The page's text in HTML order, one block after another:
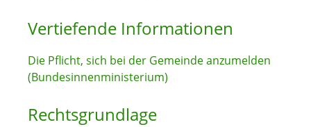
Vertiefende Informationen
Die Pflicht, sich bei der Gemeinde anzumelden
(Bundesinnenministerium)
Rechtsgrundlage